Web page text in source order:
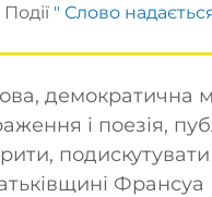
Події " Слово
демократична
і поезія,